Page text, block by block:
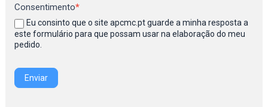
Consentimento*
Eu consinto que o site apcmc.pt guarde a minha resposta a
este formulário para que possam usar na elaboração do meu
pedido.
Enviar